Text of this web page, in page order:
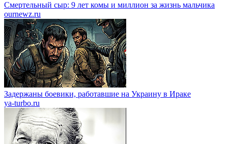
Смертельный сыр: 9 лет комы и миллион за жизнь мальчика
ournewz.ru
Задержаны боевики, работавшие на Украину в Ираке
ya-turbo.ru